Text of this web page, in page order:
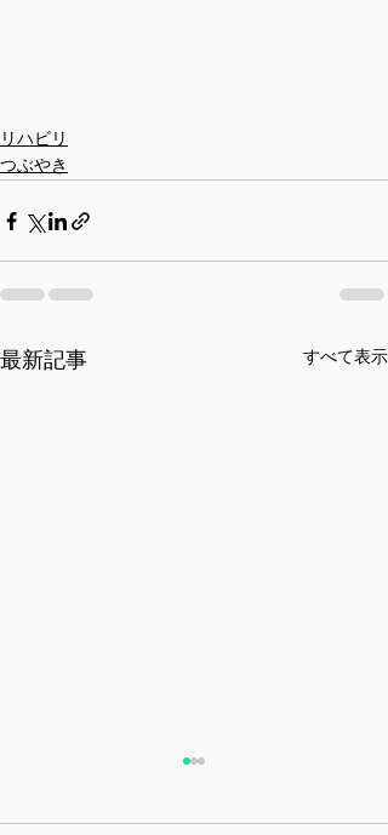
リハビリ
つぶやき
最新記事 すべて表示